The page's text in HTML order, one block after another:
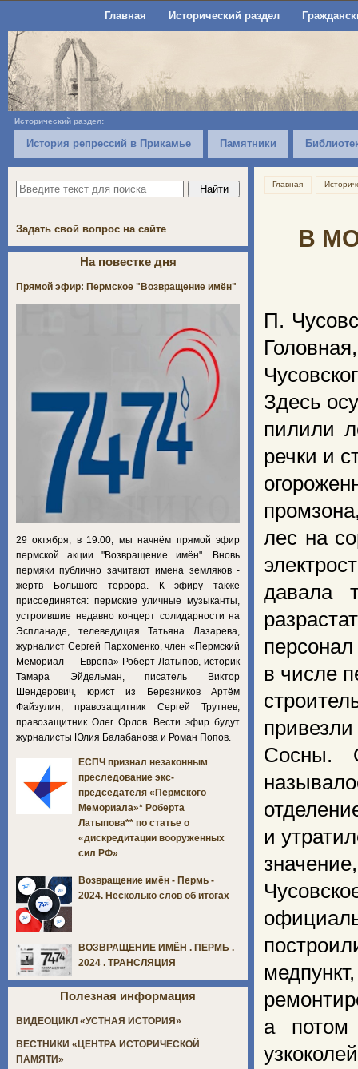
Главная Исторический раздел
Исторический раздел:
История репрессий в Прикамье Памятники
Главная
В
П.
Головная,
Здесь
пилили
речки и
лес на
давала
в числе
Сосны.
и
а потом
Задать свой вопрос на сайте
На повестке дня
Прямой эфир: Пермское "Возвращение имён"
29 октября, в 19:00, мы начнём прямой эфир
пермской акции "Возвращение имён". Вновь
пермяки публично зачитают имена земляков -
жертв Большого террора. К эфиру также
присоединятся: пермские уличные музыканты,
устроившие недавно концерт солидарности на
Эспланаде, телеведущая Татьяна Лазарева,
журналист Сергей Пархоменко, член «Пермский
Мемориал — Европа» Роберт Латыпов, историк
Тамара Эйдельман, писатель Виктор
Шендерович, юрист из Березников Артём
Файзулин, правозащитник Сергей Трутнев,
правозащитник Олег Орлов. Вести эфир будут
журналисты Юлия Балабанова и Роман Попов.
ЕСПЧ признал незаконным
преследование экс-
председателя «Пермского
Мемориала»* Роберта
Латыпова** по статье о
«дискредитации вооруженных
сил РФ»
Возвращение имён - Пермь -
2024. Несколько слов об итогах
ВОЗВРАЩЕНИЕ ИМЁН . ПЕРМЬ .
2024 . ТРАНСЛЯЦИЯ
Полезная информация
ВИДЕОЦИКЛ «УСТНАЯ ИСТОРИЯ»
ВЕСТНИКИ «ЦЕНТРА ИСТОРИЧЕСКОЙ
ПАМЯТИ»